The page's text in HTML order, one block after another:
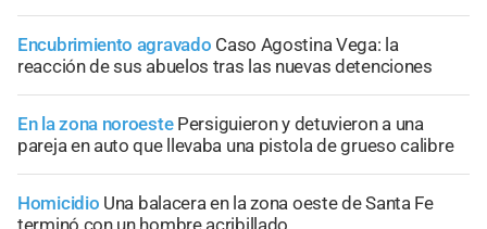
Encubrimiento agravado Caso Agostina Vega: la
reacción de sus abuelos tras las nuevas detenciones
En la zona noroeste Persiguieron y detuvieron a una
pareja en auto que llevaba una pistola de grueso calibre
Homicidio Una balacera en la zona oeste de Santa Fe